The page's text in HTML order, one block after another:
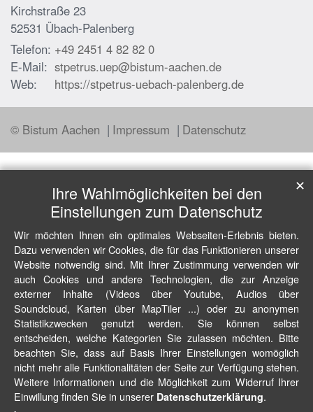
Kirchstraße 23
52531 Übach-Palenberg
Telefon: +49 2451 4 82 82 0
E-Mail: stpetrus.uep@bistum-aachen.de
Web:
https://stpetrus-uebach-palenberg.de
© Bistum Aachen Impressum Datenschutz
Ihre Wahlmöglichkeiten bei den
Einstellungen zum Datenschutz
Wir möchten Ihnen ein optimales Webseiten-Erlebnis bieten.
Dazu verwenden wir Cookies, die für das Funktionieren unserer
Website notwendig sind. Mit Ihrer Zustimmung verwenden wir
auch Cookies und andere Technologien, die zur Anzeige
externer Inhalte (Videos über Youtube, Audios über
Soundcloud, Karten über MapTiler ...) oder zu anonymen
Statistikzwecken genutzt werden. Sie können selbst
entscheiden, welche Kategorien Sie zulassen möchten. Bitte
beachten Sie, dass auf Basis Ihrer Einstellungen womöglich
nicht mehr alle Funktionalitäten der Seite zur Verfügung stehen.
Weitere Informationen und die Möglichkeit zum Widerruf Ihrer
Einwillung finden Sie in unserer Datenschutzerklärung.
✕